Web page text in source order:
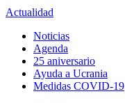
Actualidad
Noticias
Agenda
25 aniversario
Ayuda a Ucrania
Medidas COVID-19